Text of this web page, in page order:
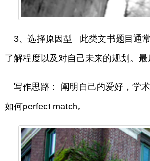
3、选择原因型 此类文书题目通
了解程度以及对自己未来的规划。
写作思路： 阐明自己的爱好，学
如何perfect match。